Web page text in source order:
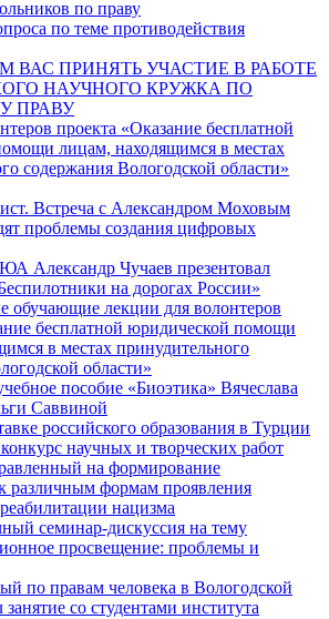
по праву
по теме противодействия
ВАС ПРИНЯТЬ УЧАСТИЕ В РАБОТЕ
НАУЧНОГО КРУЖКА ПО
ПРАВУ
проекта «Оказание бесплатной
лицам, находящимся в местах
содержания Вологодской области»
Встреча с Александром Моховым
проблемы создания цифровых
Александр Чучаев презентовал
на дорогах России»
обучающие лекции для волонтеров
бесплатной юридической помощи
в местах принудительного
области»
пособие «Биоэтика» Вячеслава
Саввиной
российского образования в Турции
научных и творческих работ
на формирование
различным формам проявления
нацизма
семинар-дискуссия на тему
просвещение: проблемы и
по правам человека в Вологодской
занятие со студентами института